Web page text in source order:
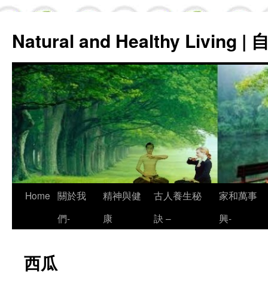
Natural and Healthy Living |
Skip
Home 關於我
們-
精神與健
康
古人養生秘
訣 –
家和萬事
興-
西瓜